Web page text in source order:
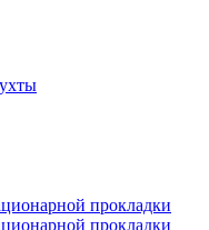
прокладки
прокладки